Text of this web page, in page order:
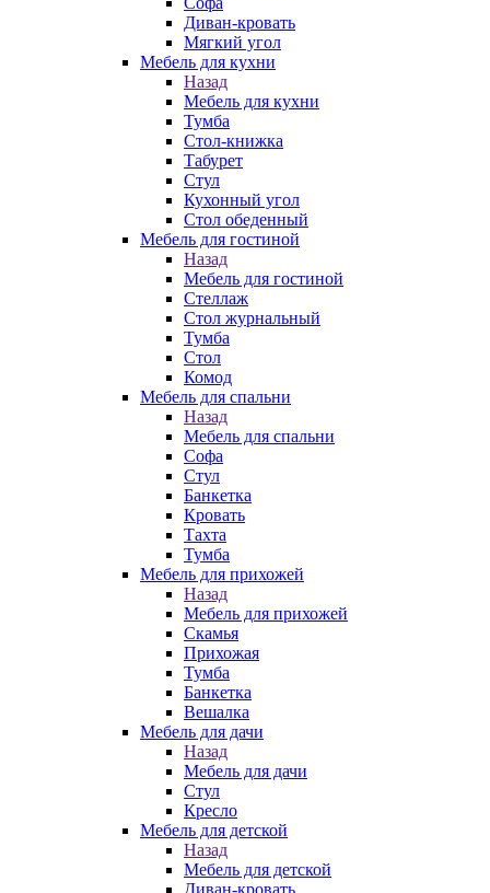
Диван-кровать
Мягкий угол
Мебель для кухни
Назад
Мебель для кухни
Тумба
Стол-книжка
Табурет
Стул
Кухонный угол
Стол обеденный
Мебель для гостиной
Назад
Мебель для гостиной
Стеллаж
Стол журнальный
Тумба
Стол
Комод
Мебель для спальни
Назад
Мебель для спальни
Софа
Стул
Банкетка
Кровать
Тахта
Тумба
Мебель для прихожей
Назад
Мебель для прихожей
Скамья
Прихожая
Тумба
Банкетка
Вешалка
Мебель для дачи
Назад
Мебель для дачи
Стул
Кресло
Мебель для детской
Назад
Мебель для детской
Диван-кровать